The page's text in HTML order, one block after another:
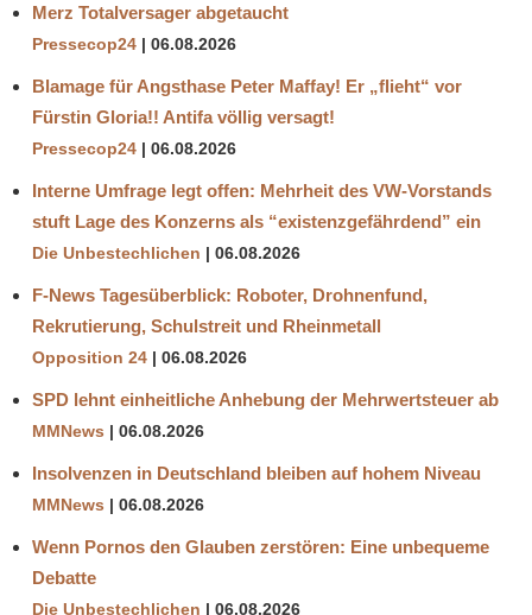
Merz Totalversager abgetaucht
Pressecop24 06.08.2026
Blamage für Angsthase Peter Maffay! Er „flieht“ vor
Fürstin Gloria!! Antifa völlig versagt!
Pressecop24 06.08.2026
Interne Umfrage legt offen: Mehrheit des VW-Vorstands
stuft Lage des Konzerns als “existenzgefährdend” ein
Die Unbestechlichen 06.08.2026
F-News Tagesüberblick: Roboter, Drohnenfund,
Rekrutierung, Schulstreit und Rheinmetall
Opposition 24 06.08.2026
SPD lehnt einheitliche Anhebung der Mehrwertsteuer ab
MMNews 06.08.2026
Insolvenzen in Deutschland bleiben auf hohem Niveau
MMNews 06.08.2026
Wenn Pornos den Glauben zerstören: Eine unbequeme
Debatte
Die Unbestechlichen 06.08.2026